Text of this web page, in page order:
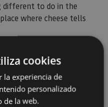
different to do in the
place where cheese tells
cookies
la experiencia de
personalizado
de la web.